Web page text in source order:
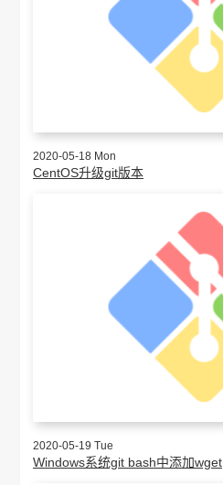
2020-05-18 Mon
CentOS升级git版本
2020-05-19 Tue
Windows系统git bash中添加wget